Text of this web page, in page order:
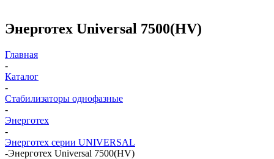
Энерготех Universal 7500(HV)
Главная
-
Каталог
-
Стабилизаторы однофазные
-
Энерготех
-
Энерготех серии UNIVERSAL
-Энерготех Universal 7500(HV)